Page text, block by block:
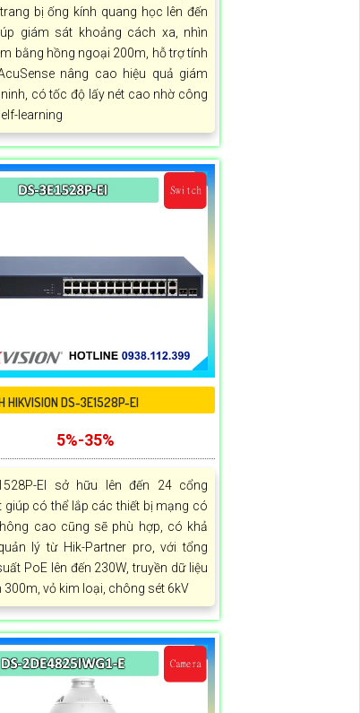
bị ống kính quang học lên đến
giám sát khoảng cách xa, nhìn
bằng hồng ngoại 200m, hỗ trợ tính
nâng cao hiệu quả giám
có tốc độ lấy nét cao nhờ công
learning
HIKVISION DS-3E1528P-EI
5%-35%
EI sở hữu lên đến 24 cổng
giúp có thể lắp các thiết bị mạng có
cao cũng sẽ phù hợp, có khả
lý từ Hik-Partner pro, với tổng
PoE lên đến 230W, truyền dữ liệu
300m, vỏ kim loại, chông sét 6kV